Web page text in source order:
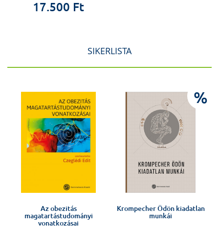
17.500 Ft
SIKERLISTA
Az obezitás
magatartástudományi
vonatkozásai
%
Krompecher Ödön kiadatlan
munkái